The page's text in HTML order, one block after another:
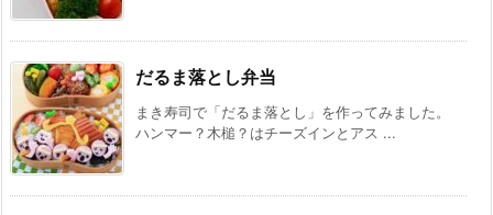
だるま落とし弁当
まき寿司で「だるま落とし」を作ってみました。
ハンマー？木槌？はチーズインとアス ...